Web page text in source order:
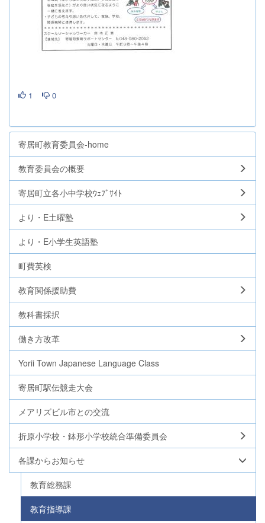
1 0
寄居町教育委員会-home
教育委員会の概要
寄居町立各小中学校ｳｪﾌﾞｻｲﾄ
より・E土曜塾
より・E小学生英語塾
町費英検
教育関係援助費
教科書採択
働き方改革
Yorii Town Japanese Language Class
寄居町駅伝競走大会
メアリズビル市との交流
折原小学校・鉢形小学校統合準備委員会
各課からお知らせ
教育総務課
教育指導課